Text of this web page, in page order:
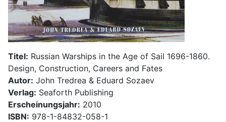
Titel: Russian Warships in the Age of Sail 1696-1860.
Design, Construction, Careers and Fates
Autor: John Tredrea & Eduard Sozaev
Verlag: Seaforth Publishing
Erscheinungsjahr: 2010
ISBN: 978-1-84832-058-1